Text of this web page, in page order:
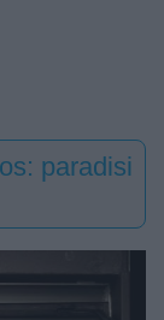
paradisi